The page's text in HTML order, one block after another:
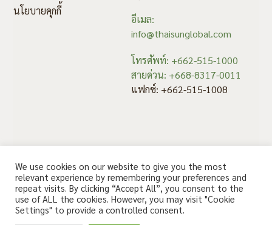
นโยบายคุกกี้
อีเมล:
info@thaisunglobal.com
โทรศัพท์: +662-515-1000
สายด่วน: +668-8317-0011
แฟกซ์: +662-515-1008
We use cookies on our website to give you the most
relevant experience by remembering your preferences and
repeat visits. By clicking “Accept All”, you consent to the
use of ALL the cookies. However, you may visit "Cookie
Settings" to provide a controlled consent.สอบถาม คลิก